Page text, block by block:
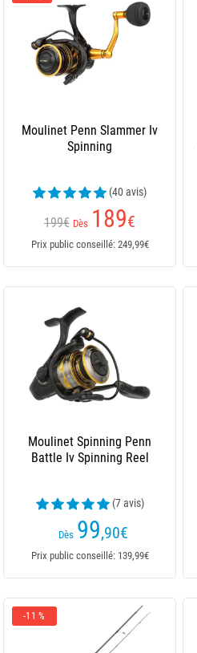
Moulinet Penn Slammer Iv
Spinning
(40 avis)
199€ Dès 189€
Prix public conseillé: 249,99€
Moulinet Spinning Penn
Battle Iv Spinning Reel
(7 avis)
Dès 99,90€
Prix public conseillé: 139,99€
-11 %